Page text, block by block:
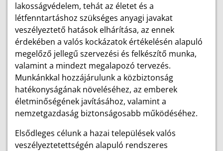
lakosságvédelem, tehát az életet és a
létfenntartáshoz szükséges anyagi javakat
veszélyeztető hatások elhárítása, az ennek
érdekében a valós kockázatok értékelésén alapuló
megelőző jellegű szervezési és felkészítő munka,
valamint a mindezt megalapozó tervezés.
Munkánkkal hozzájárulunk a közbiztonság
hatékonyságának növeléséhez, az emberek
életminőségének javításához, valamint a
nemzetgazdaság biztonságosabb működéséhez.
Elsődleges célunk a hazai települések valós
veszélyeztetettségén alapuló rendszeres